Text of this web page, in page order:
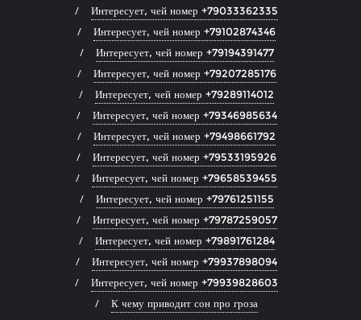
Интересует, чей номер +79033362335
Интересует, чей номер +79102874346
Интересует, чей номер +79194391477
Интересует, чей номер +79207285176
Интересует, чей номер +79289114012
Интересует, чей номер +79346985634
Интересует, чей номер +79498661792
Интересует, чей номер +79533195926
Интересует, чей номер +79658539455
Интересует, чей номер +79761251155
Интересует, чей номер +79787259057
Интересует, чей номер +79891761284
Интересует, чей номер +79937898094
Интересует, чей номер +79939828603
К чему приводит сон про гроза